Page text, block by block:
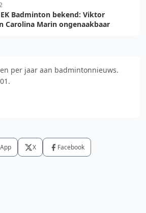
Badminton bekend: Viktor
Carolina Marin ongenaakbaar
per jaar aan badmintonnieuws.
X Facebook